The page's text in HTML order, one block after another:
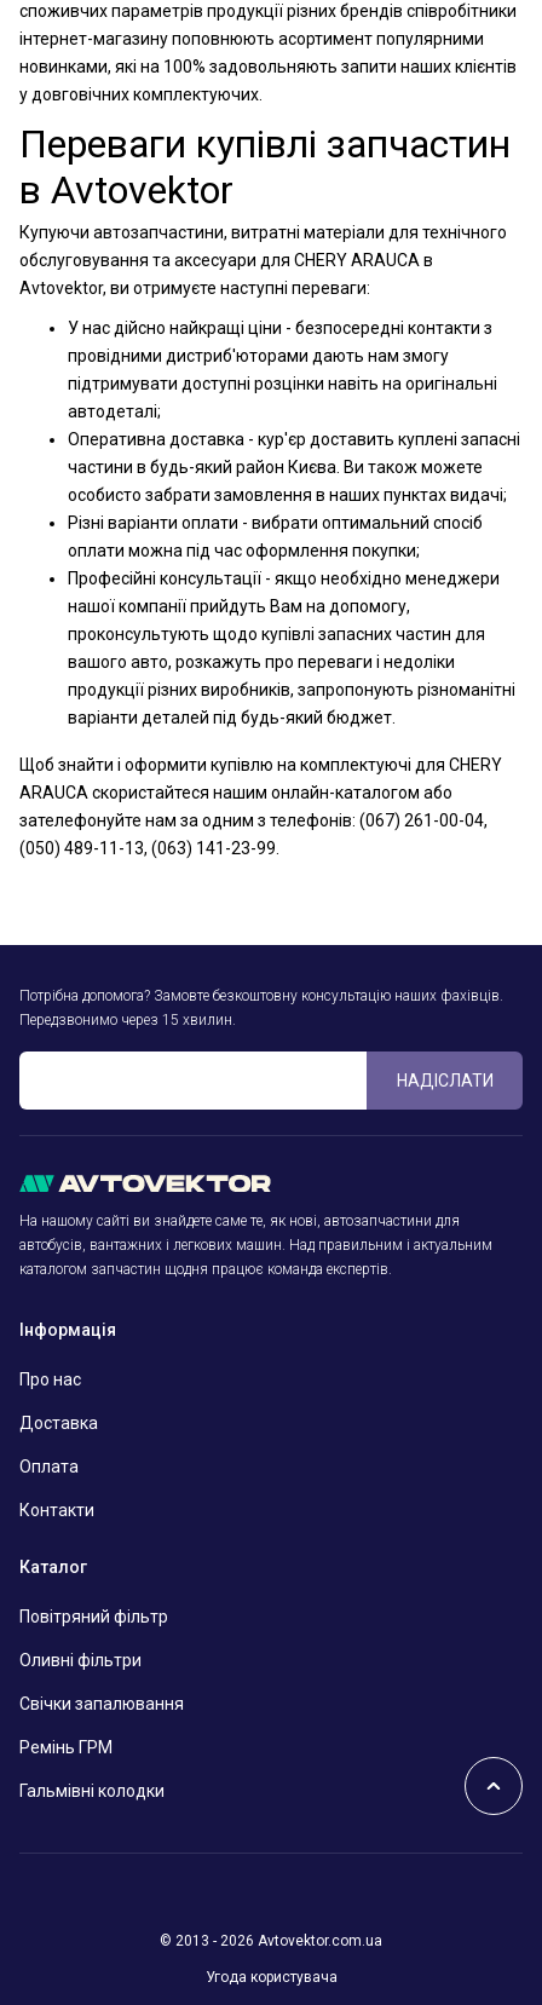
споживчих параметрів продукції різних брендів співробітники
інтернет-магазину поповнюють асортимент популярними
новинками, які на 100% задовольняють запити наших клієнтів
у довговічних комплектуючих.
Переваги купівлі запчастин
в Avtovektor
Купуючи автозапчастини, витратні матеріали для технічного
обслуговування та аксесуари для CHERY ARAUCA в
Avtovektor, ви отримуєте наступні переваги:
У нас дійсно найкращі ціни - безпосередні контакти з
провідними дистриб'юторами дають нам змогу
підтримувати доступні розцінки навіть на оригінальні
автодеталі;
Оперативна доставка - кур'єр доставить куплені запасні
частини в будь-який район Києва. Ви також можете
особисто забрати замовлення в наших пунктах видачі;
Різні варіанти оплати - вибрати оптимальний спосіб
оплати можна під час оформлення покупки;
Професійні консультації - якщо необхідно менеджери
нашої компанії прийдуть Вам на допомогу,
проконсультують щодо купівлі запасних частин для
вашого авто, розкажуть про переваги і недоліки
продукції різних виробників, запропонують різноманітні
варіанти деталей під будь-який бюджет.
Щоб знайти і оформити купівлю на комплектуючі для CHERY
ARAUCA скористайтеся нашим онлайн-каталогом або
зателефонуйте нам за одним з телефонів: (067) 261-00-04,
(050) 489-11-13, (063) 141-23-99.
Потрібна допомога? Замовте безкоштовну консультацію наших фахівців.
Передзвонимо через 15 хвилин.
НАДІСЛАТИ
На нашому сайті ви знайдете саме те, як нові, автозапчастини для
автобусів, вантажних і легкових машин. Над правильним і актуальним
каталогом запчастин щодня працює команда експертів.
Інформація
Про нас
Доставка
Оплата
Контакти
Каталог
Повітряний фільтр
Оливні фільтри
Свічки запалювання
Ремінь ГРМ
Гальмівні колодки
© 2013 - 2026 Avtovektor.com.ua
Угода користувача